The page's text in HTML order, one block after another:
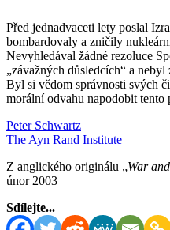
Před jednadvaceti lety poslal
bombardovaly a zničily
Nevyhledával žádné rezoluce
„závažných důsledcích“ a
Byl si vědom správnosti svých
morální odvahu napodobit tento
Peter Schwartz
The Ayn Rand Institute
Z anglického originálu „War
únor 2003
Sdílejte...